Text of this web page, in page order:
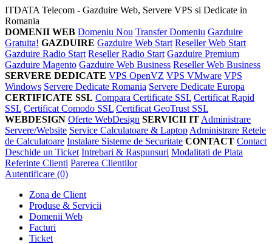
ITDATA Telecom - Gazduire Web, Servere VPS si Dedicate in
Romania
DOMENII WEB Domeniu Nou Transfer Domeniu Gazduire
Gratuita! GAZDUIRE Gazduire Web Start Reseller Web Start
Gazduire Radio Start Reseller Radio Start Gazduire Premium
Gazduire Magento Gazduire Web Business Reseller Web Business
SERVERE DEDICATE VPS OpenVZ VPS VMware VPS
Windows Servere Dedicate Romania Servere Dedicate Europa
CERTIFICATE SSL Compara Certificate SSL Certificat Rapid
SSL Certificat Comodo SSL Certificat GeoTrust SSL
WEBDESIGN Oferte WebDesign SERVICII IT Administrare
Servere/Website Service Calculatoare & Laptop Administrare Retele
de Calculatoare Instalare Sisteme de Securitate CONTACT Contact
Deschide un Ticket Intrebari & Raspunsuri Modalitati de Plata
Referinte Clienti Parerea Clientilor
Autentificare (0)
Zona de Client
Produse & Servicii
Domenii Web
Facturi
Ticket